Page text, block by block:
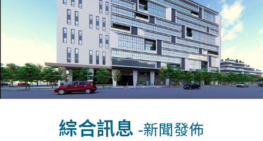
綜合訊息 -新聞發佈